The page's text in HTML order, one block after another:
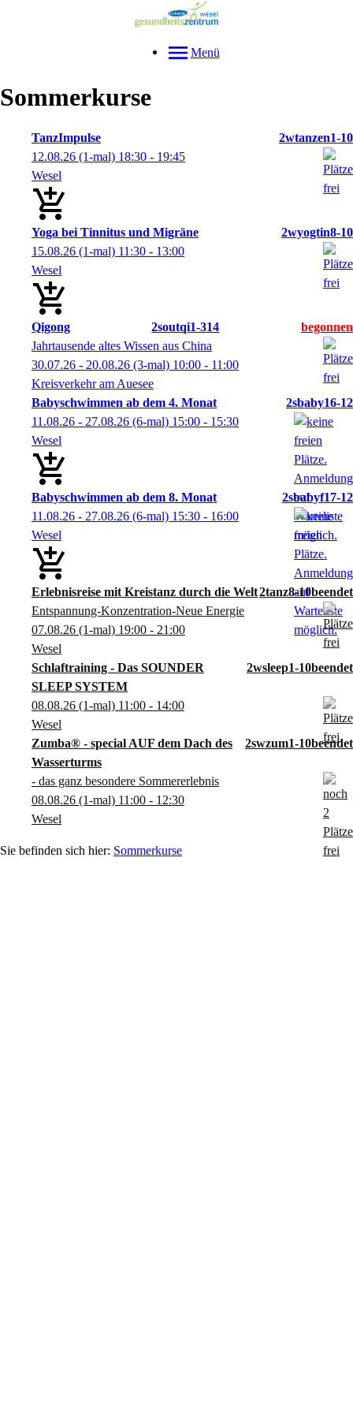
Menü
Sommerkurse
Qigong
2soutqi1-314
Jahrtausende altes Wissen aus China
30.07.26 - 20.08.26 (3-mal) 10:00 - 11:00
Kreisverkehr am Auesee
Erlebnisreise mit Kreistanz durch die Welt2tanz8-10
Entspannung-Konzentration-Neue Energie
07.08.26 (1-mal) 19:00 - 21:00
Wesel
Schlaftraining - Das SOUNDER
SLEEP SYSTEM
2wsleep1-10
08.08.26 (1-mal) 11:00 - 14:00
Wesel
Zumba® - special AUF dem Dach des
Wasserturms
2swzum1-10
- das ganz besondere Sommererlebnis
08.08.26 (1-mal) 11:00 - 12:30
Wesel
Babyschwimmen ab dem 4. Monat
2sbaby16-12
11.08.26 - 27.08.26 (6-mal) 15:00 - 15:30
Wesel
Babyschwimmen ab dem 8. Monat
2sbabyf17-12
11.08.26 - 27.08.26 (6-mal) 15:30 - 16:00
Wesel
TanzImpulse
2wtanzen1-10
12.08.26 (1-mal) 18:30 - 19:45
Wesel
Yoga bei Tinnitus und Migräne
2wyogtin8-10
15.08.26 (1-mal) 11:30 - 13:00
Wesel
Sommerkurse